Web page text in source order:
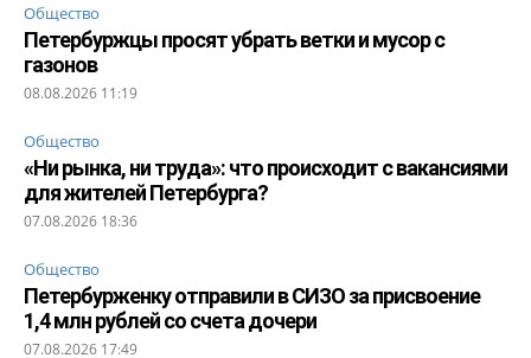
Общество
Петербуржцы просят убрать ветки и мусор с
газонов
08.08.2026 11:19
Общество
«Ни рынка, ни труда»: что происходит с вакансиями
для жителей Петербурга?
07.08.2026 18:36
Общество
Петербурженку отправили в СИЗО за присвоение
1,4 млн рублей со счета дочери
07.08.2026 17:49